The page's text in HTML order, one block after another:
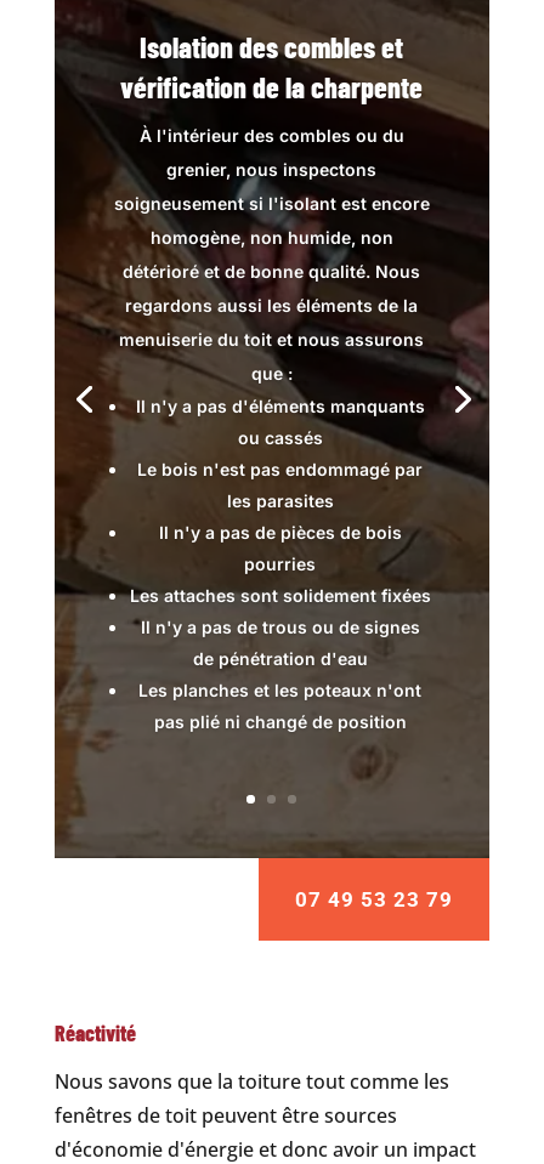
Isolation des combles et
vérification de la charpente
À l'intérieur des combles ou du
grenier, nous inspectons
soigneusement si l'isolant est encore
homogène, non humide, non
détérioré et de bonne qualité. Nous
regardons aussi les éléments de la
menuiserie du toit et nous assurons
que :
Il n'y a pas d'éléments manquants
ou cassés
Le bois n'est pas endommagé par
les parasites
Il n'y a pas de pièces de bois
pourries
Les attaches sont solidement fixées
Il n'y a pas de trous ou de signes
de pénétration d'eau
Les planches et les poteaux n'ont
pas plié ni changé de position
07 49 53 23 79
Réactivité
Nous savons que la toiture tout comme les
fenêtres de toit peuvent être sources
d'économie d'énergie et donc avoir un impact